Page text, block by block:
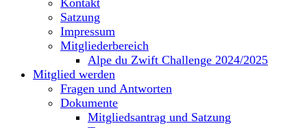
Kontakt
Satzung
Impressum
Mitgliederbereich
Alpe du Zwift Challenge 2024/2025
Mitglied werden
Fragen und Antworten
Dokumente
Mitgliedsantrag und Satzung